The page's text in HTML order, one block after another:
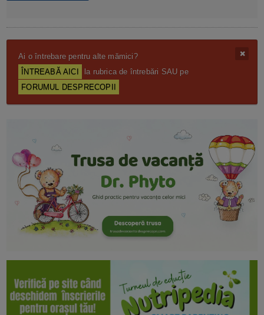
Ai o întrebare pentru alte mămici?
ÎNTREABĂ AICI
la rubrica de întrebări SAU pe
FORUMUL DESPRECOPII